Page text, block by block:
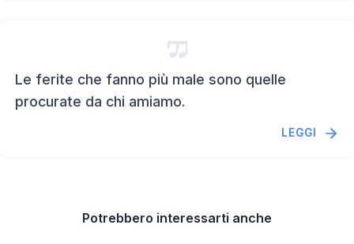
Le ferite che fanno più male sono quelle
procurate da chi amiamo.
LEGGI
Potrebbero interessarti anche